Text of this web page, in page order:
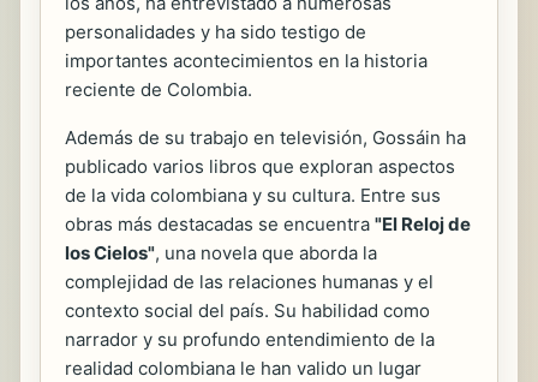
personalidades y ha sido testigo de
importantes acontecimientos en la historia
reciente de Colombia.
Además de su trabajo en televisión, Gossáin ha
publicado varios libros que exploran aspectos
de la vida colombiana y su cultura. Entre sus
obras más destacadas se encuentra "El Reloj de
los Cielos", una novela que aborda la
complejidad de las relaciones humanas y el
contexto social del país. Su habilidad como
narrador y su profundo entendimiento de la
realidad colombiana le han valido un lugar